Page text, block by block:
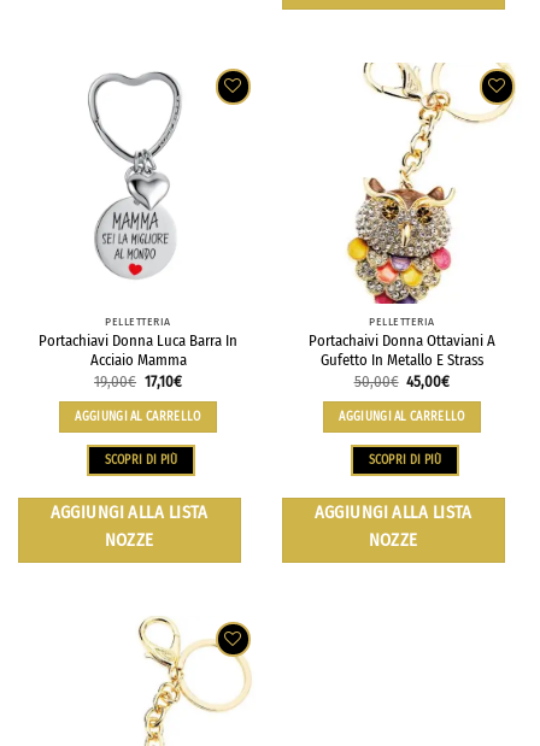
PELLETTERIA
Portachiavi Donna Luca Barra In
Acciaio Mamma
19,00€ 17,10€
AGGIUNGI AL CARRELLO
SCOPRI DI PIÙ
AGGIUNGI ALLA LISTA
NOZZE
PELLETTERIA
Portachaivi Donna Ottaviani A
Gufetto In Metallo E Strass
50,00€ 45,00€
AGGIUNGI AL CARRELLO
SCOPRI DI PIÙ
AGGIUNGI ALLA LISTA
NOZZE